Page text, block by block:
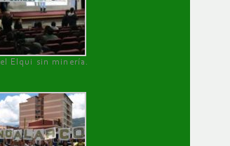
Elqui sin minería.